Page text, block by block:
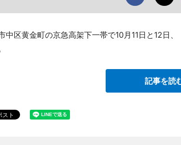
中区黄金町の京急高架下一帯で10月11日と12日
記事を読